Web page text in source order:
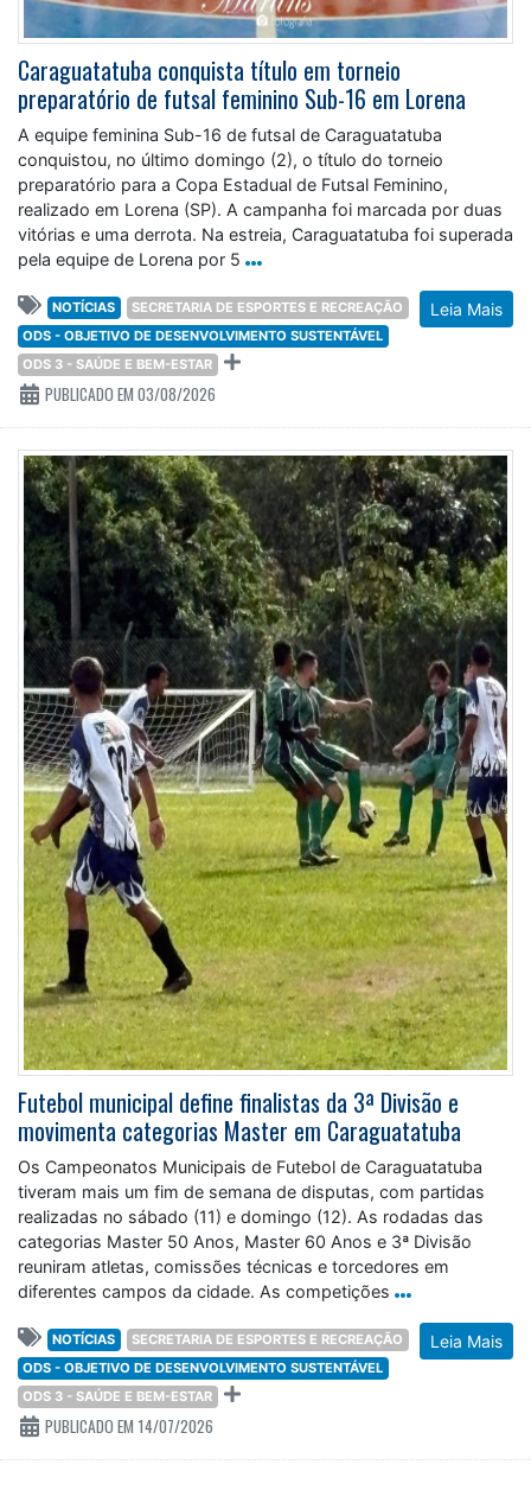
Caraguatatuba conquista título em torneio
preparatório de futsal feminino Sub-16 em Lorena
A equipe feminina Sub-16 de futsal de Caraguatatuba
conquistou, no último domingo (2), o título do torneio
preparatório para a Copa Estadual de Futsal Feminino,
realizado em Lorena (SP). A campanha foi marcada por duas
vitórias e uma derrota. Na estreia, Caraguatatuba foi superada
pela equipe de Lorena por 5
Leia Mais
NOTÍCIAS
SECRETARIA DE ESPORTES E RECREAÇÃO
ODS - OBJETIVO DE DESENVOLVIMENTO SUSTENTÁVEL
ODS 3 - SAÚDE E BEM-ESTAR
PUBLICADO EM 03/08/2026
Futebol municipal define finalistas da 3ª Divisão e
movimenta categorias Master em Caraguatatuba
Os Campeonatos Municipais de Futebol de Caraguatatuba
tiveram mais um fim de semana de disputas, com partidas
realizadas no sábado (11) e domingo (12). As rodadas das
categorias Master 50 Anos, Master 60 Anos e 3ª Divisão
reuniram atletas, comissões técnicas e torcedores em
diferentes campos da cidade. As competições
Leia Mais
NOTÍCIAS
SECRETARIA DE ESPORTES E RECREAÇÃO
ODS - OBJETIVO DE DESENVOLVIMENTO SUSTENTÁVEL
ODS 3 - SAÚDE E BEM-ESTAR
PUBLICADO EM 14/07/2026